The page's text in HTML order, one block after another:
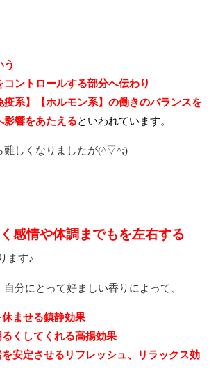
う
ントロールする部分へ伝わり
疫系】【ホルモン系】の働きのバランスを
影響をあたえるといわれています。
難しくなりましたが(^▽^;)
感情や体調までもを左右する
ます♪
分にとって好ましい香りによって、
ませる鎮静効果
くしてくれる高揚効果
安定させるリフレッシュ、リラックス効